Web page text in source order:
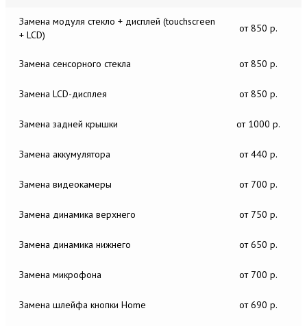
Замена модуля стекло + дисплей (touchscreen
+ LCD)
от 850 р.
Замена сенсорного стекла от 850 р.
Замена LCD-дисплея от 850 р.
Замена задней крышки от 1000 р.
Замена аккумулятора от 440 р.
Замена видеокамеры от 700 р.
Замена динамика верхнего от 750 р.
Замена динамика нижнего от 650 р.
Замена микрофона от 700 р.
Замена шлейфа кнопки Home от 690 р.